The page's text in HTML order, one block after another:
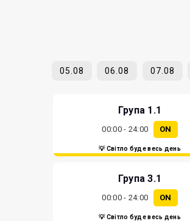
05.08 06.08 07.08
Група 1.1
00:00 - 24:00 ON
💡 Світло буде весь день
Група 3.1
00:00 - 24:00 ON
💡 Світло буде весь день